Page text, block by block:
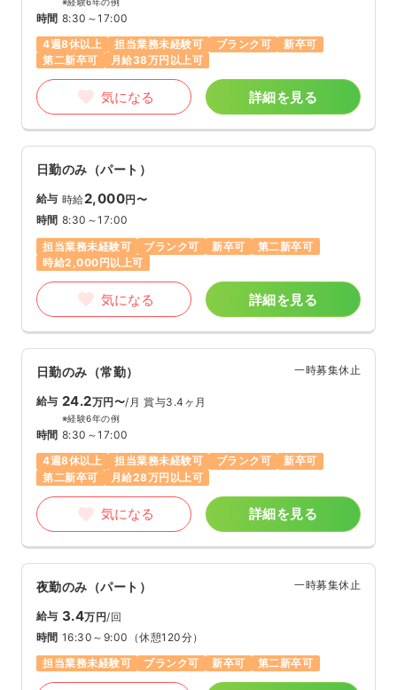
時間 8:30～17:00
4週8休以上
担当業務未経験可 ブランク可
新卒可
第二新卒可
月給38万円以上可
気になる 詳細を見る
日勤のみ（パート）
給与 時給2,000円〜
時間 8:30～17:00
担当業務未経験可
ブランク可 新卒可
第二新卒可
時給2,000円以上可
気になる 詳細を見る
日勤のみ（常勤） 一時募集休止
給与 24.2万円〜/月 賞与3.4ヶ月
※経験6年の例
時間 8:30～17:00
4週8休以上
担当業務未経験可 ブランク可
新卒可
第二新卒可
月給28万円以上可
気になる 詳細を見る
夜勤のみ（パート） 一時募集休止
給与 3.4万円/回
時間 16:30～9:00 （休憩120分）
担当業務未経験可
ブランク可 新卒可 第二新卒可